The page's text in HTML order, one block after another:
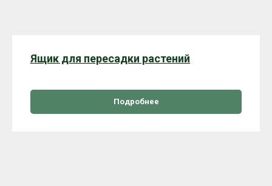
Ящик для пересадки растений
Подробнее